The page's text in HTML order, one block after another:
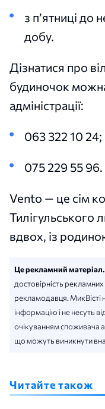
з п’ятниці до
добу.
Дізнатися про
будиночок
адміністрації:
063 322 10 24;
075 229 55 96.
Vento — це сім
Тилігульського
вдвох, із
Це рекламний матеріал.
достовірність
рекламодавця. МикВісті
інформацію і не несуть
очікуванням споживача
що можуть виникнути
Читайте також